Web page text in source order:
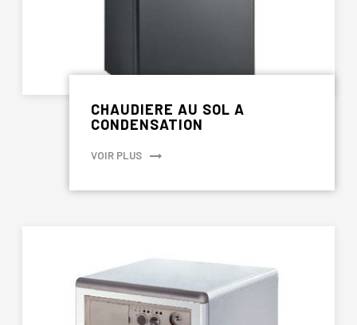
CHAUDIERE AU SOL A
CONDENSATION
VOIR PLUS